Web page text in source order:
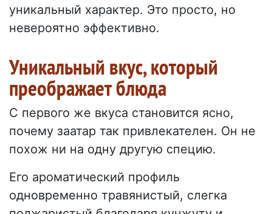
уникальный характер. Это просто, но
невероятно эффективно.
Уникальный вкус, который
преображает блюда
С первого же вкуса становится ясно,
почему заатар так привлекателен. Он не
похож ни на одну другую специю.
Его ароматический профиль
одновременно травянистый, слегка